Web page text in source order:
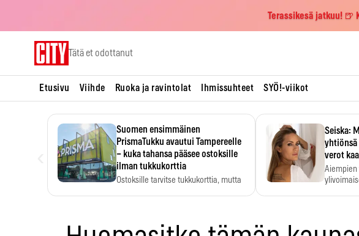
Terassikesä jatkuu! 🍺
Tätä et odottanut
Etusivu Viihde Ruoka ja ravintolat Ihmissuhteet SYÖ!-viikot
Suomen ensimmäinen
PrismaTukku avautui Tampereelle
– kuka tahansa pääsee ostoksille
ilman tukkukorttia
Ostoksille tarvitse tukkukorttia, mutta
Seiska:
yhtiönsä
verot
Aiempien